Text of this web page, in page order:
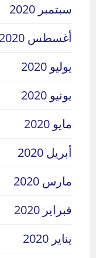
سبتمبر 2020
أغسطس 2020
يوليو 2020
يونيو 2020
مايو 2020
أبريل 2020
مارس 2020
فبراير 2020
يناير 2020